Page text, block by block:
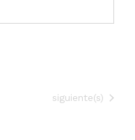
Eventos
siguiente(s)